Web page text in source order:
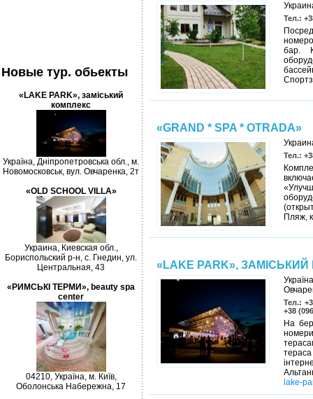
Новые тур. обьекты
«LAKE PARK», заміський
комплекс
Україна, Дніпропетровська обл., м.
Новомосковськ, вул. Овчаренка, 2т
«OLD SCHOOL VILLA»
Украина, Киевская обл.,
Бориспольский р-н, с. Гнедин, ул.
Центральная, 43
«РИМСЬКІ ТЕРМИ», beauty spa
center
04210, Україна, м. Київ,
Оболонська Набережна, 17
Тел.:
бар.
«GRAND * SPA * OTRADA»
Тел.:
Пляж,
«LAKE PARK»,
Тел.:
+38
На
lake-